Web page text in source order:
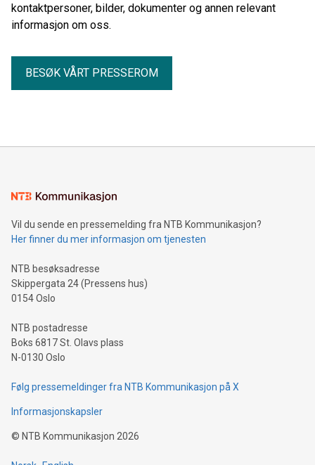
kontaktpersoner, bilder, dokumenter og annen relevant
informasjon om oss.
BESØK VÅRT PRESSEROM
Vil du sende en pressemelding fra NTB Kommunikasjon?
Her finner du mer informasjon om tjenesten
NTB besøksadresse
Skippergata 24 (Pressens hus)
0154 Oslo
NTB postadresse
Boks 6817 St. Olavs plass
N-0130 Oslo
Følg pressemeldinger fra NTB Kommunikasjon på X
Informasjonskapsler
© NTB Kommunikasjon 2026